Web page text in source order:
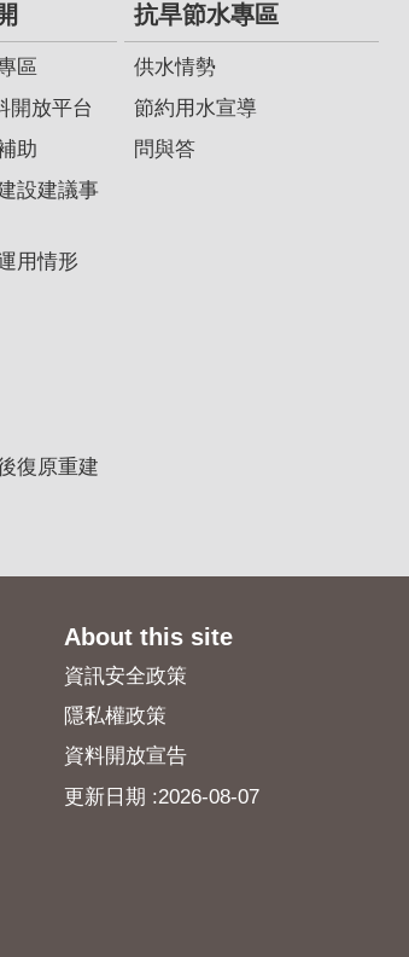
區
開放平台
助
設建議事
用情形
復原重建
抗旱節水專區
供水情勢
節約用水宣導
問與答
About this site
資訊安全政策
隱私權政策
資料開放宣告
更新日期 2026-08-07